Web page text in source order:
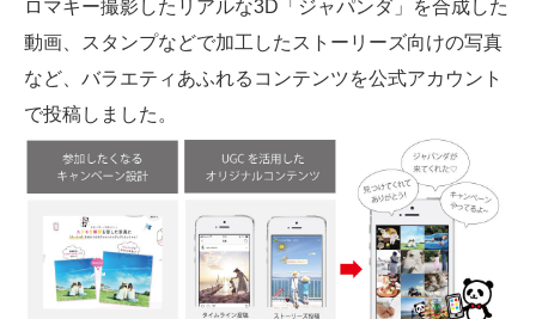
ロマキー撮影したリアルな3D「ジャパンダ」を合成した
動画、スタンプなどで加工したストーリーズ向けの写真
など、バラエティあふれるコンテンツを公式アカウント
で投稿しました。